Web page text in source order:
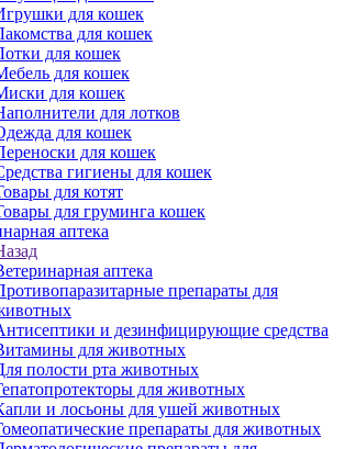
для кошек
для кошек
для кошек
для кошек
для кошек
для лотков
для кошек
для кошек
гигиены для кошек
для котят
для груминга кошек
аптека
аптека
препараты для
и дезинфицирующие средства
для животных
полости рта животных
для животных
и лосьоны для ушей животных
препараты для животных